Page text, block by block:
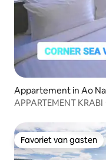
Appartement in Ao
APPARTEMENT KRABI
Favoriet van gasten
Favoriet van gasten